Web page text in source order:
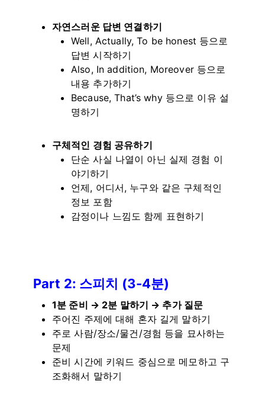
자연스러운 답변 연결하기
Well, Actually, To be honest 등으로
답변 시작하기
Also, In addition, Moreover 등으로
내용 추가하기
Because, That’s why 등으로 이유 설
명하기
구체적인 경험 공유하기
단순 사실 나열이 아닌 실제 경험 이
야기하기
언제, 어디서, 누구와 같은 구체적인
정보 포함
감정이나 느낌도 함께 표현하기
Part 2: 스피치 (3-4분)
1분 준비 → 2분 말하기 → 추가 질문
주어진 주제에 대해 혼자 길게 말하기
주로 사람/장소/물건/경험 등을 묘사하는
문제
준비 시간에 키워드 중심으로 메모하고 구
조화해서 말하기